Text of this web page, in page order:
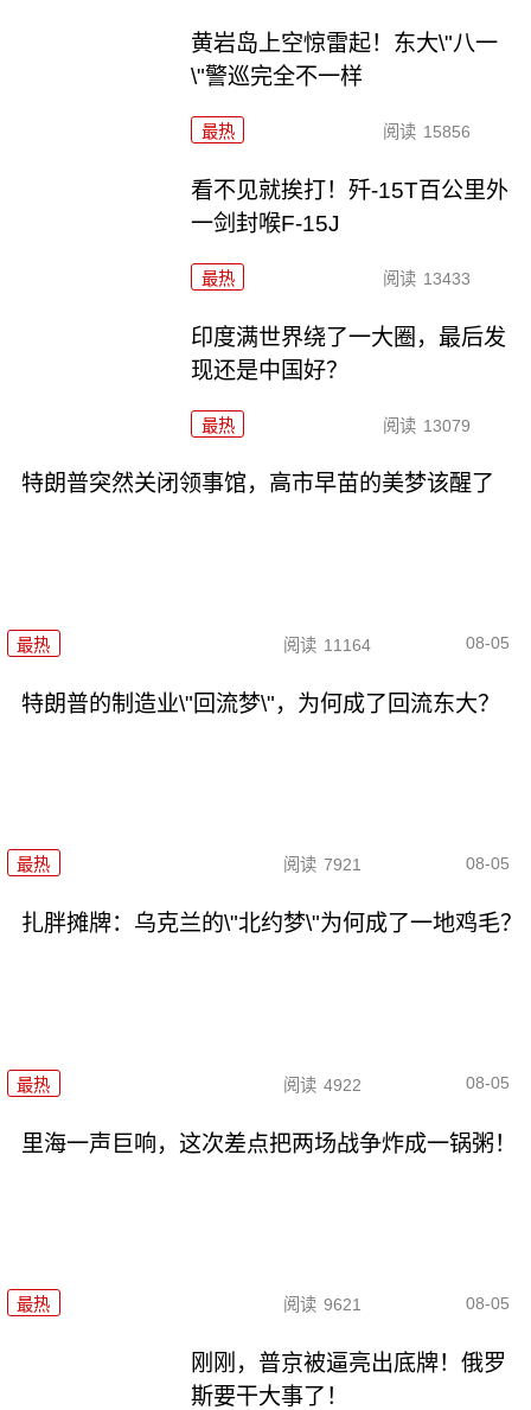
黄岩岛上空惊雷起！东大\"八一
\"警巡完全不一样
最热 阅读 15856
看不见就挨打！歼-15T百公里外
一剑封喉F-15J
最热 阅读 13433
印度满世界绕了一大圈，最后发
现还是中国好？
最热 阅读 13079
特朗普突然关闭领事馆，高市早苗的美梦该醒了
最热 阅读 11164 08-05
特朗普的制造业\"回流梦\"，为何成了回流东大？
最热 阅读 7921 08-05
扎胖摊牌：乌克兰的\"北约梦\"为何成了一地鸡毛？
最热 阅读 4922 08-05
里海一声巨响，这次差点把两场战争炸成一锅粥！
最热 阅读 9621 08-05
刚刚，普京被逼亮出底牌！俄罗
斯要干大事了！